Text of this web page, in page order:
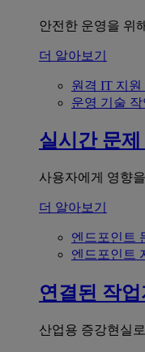
안전한 운영을 위
더 알아보기
원격 IT 지원
운영 기술
실시간 문제
사용자에게 영향
더 알아보기
엔드포인트
엔드포인트
연결된 작
산업용 증강현실